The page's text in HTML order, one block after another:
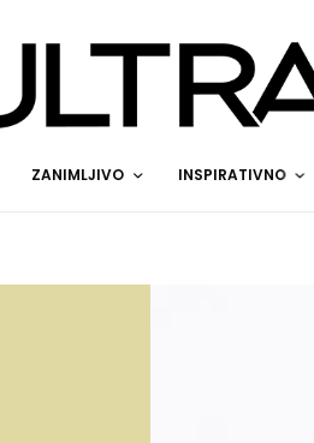
ZANIMLJIVO INSPIRATIVNO